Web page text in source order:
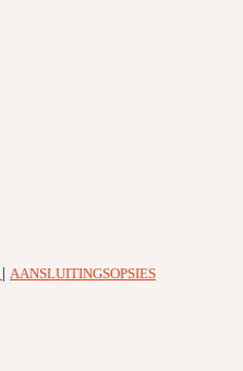
AANSLUITINGSOPSIES